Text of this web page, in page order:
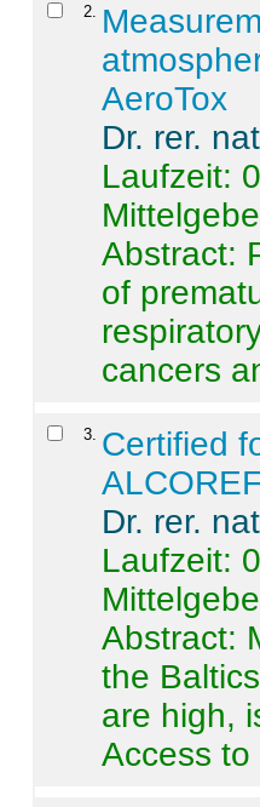
2
AeroTox
Dr. rer.
Laufzeit:
Abstract:
of
cancers
3 Certified
ALCOREF
Dr. rer.
Laufzeit:
Abstract:
the
are high,
Access to